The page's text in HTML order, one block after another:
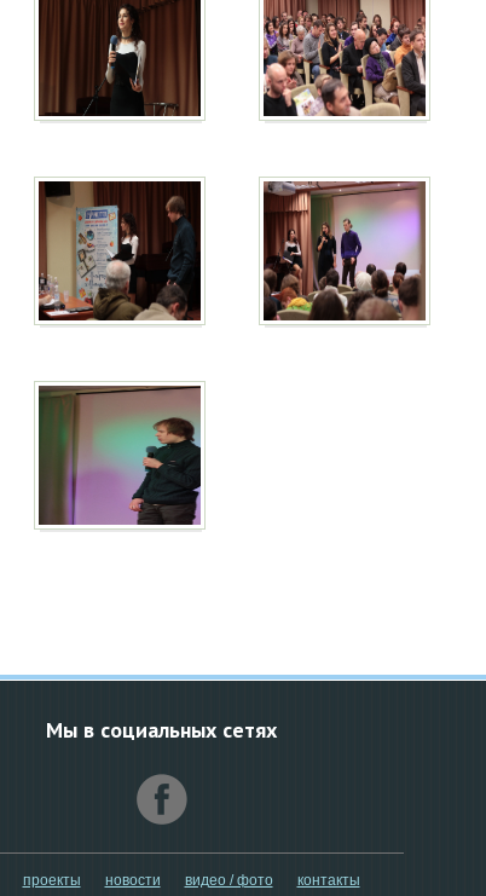
Мы в социальных сетях
проекты новости видео / фото контакты